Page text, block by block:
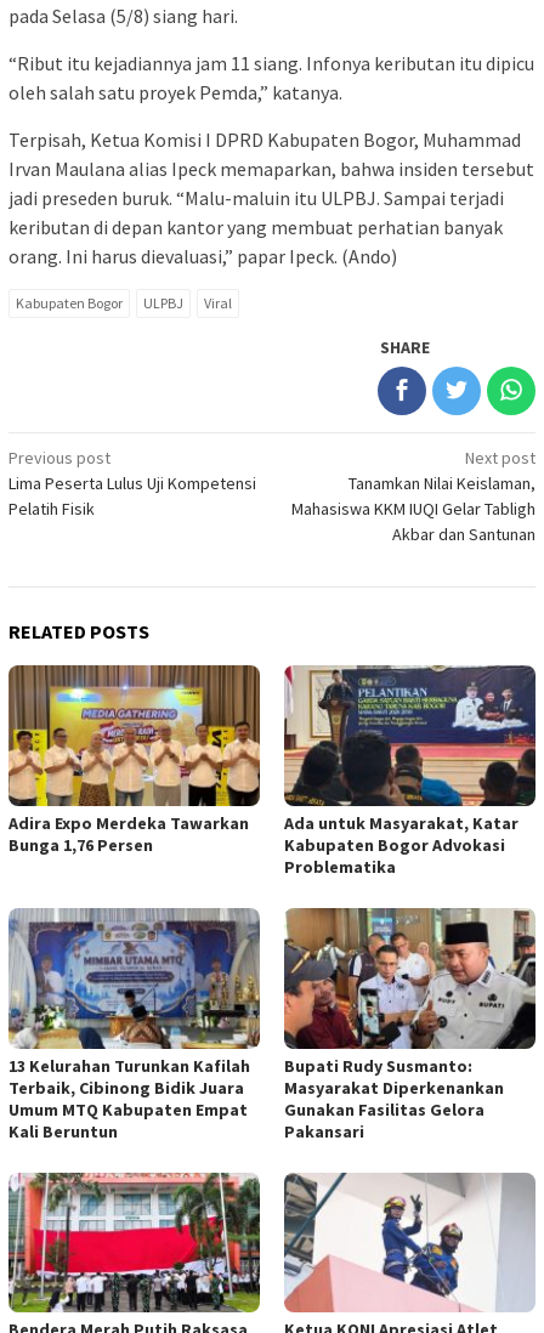
pada Selasa (5/8) siang hari.
“Ribut itu kejadiannya jam 11 siang. Infonya keributan itu dipicu
oleh salah satu proyek Pemda,” katanya.
Terpisah, Ketua Komisi I DPRD Kabupaten Bogor, Muhammad
Irvan Maulana alias Ipeck memaparkan, bahwa insiden tersebut
jadi preseden buruk. “Malu-maluin itu ULPBJ. Sampai terjadi
keributan di depan kantor yang membuat perhatian banyak
orang. Ini harus dievaluasi,” papar Ipeck. (Ando)
Kabupaten Bogor ULPBJ Viral
SHARE
Post
navigation
Previous post
Lima Peserta Lulus Uji Kompetensi
Pelatih Fisik
Next post
Tanamkan Nilai Keislaman,
Mahasiswa KKM IUQI Gelar Tabligh
Akbar dan Santunan
RELATED POSTS
Adira Expo Merdeka Tawarkan
Bunga 1,76 Persen
Ada untuk Masyarakat, Katar
Kabupaten Bogor Advokasi
Problematika
13 Kelurahan Turunkan Kafilah
Terbaik, Cibinong Bidik Juara
Umum MTQ Kabupaten Empat
Kali Beruntun
Bupati Rudy Susmanto:
Masyarakat Diperkenankan
Gunakan Fasilitas Gelora
Pakansari